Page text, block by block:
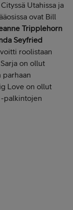
Utahissa ja
ovat Bill
Tripplehorn
Seyfried
roolistaan
on ollut
parhaan
Love on ollut
palkintojen